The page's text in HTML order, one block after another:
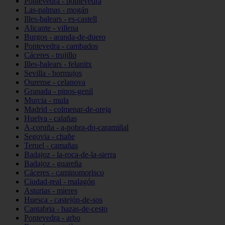
Las-palmas - mogán
Illes-balears - es-castell
Alicante - villena
Burgos - aranda-de-duero
Pontevedra - cambados
Cáceres - trujillo
Illes-balears - felanitx
Sevilla - bormujos
Ourense - celanova
Granada - pinos-genil
Murcia - mula
Madrid - colmenar-de-oreja
Huelva - calañas
A-coruña - a-pobra-do-caramiñal
Segovia - chañe
Teruel - camañas
Badajoz - la-roca-de-la-sierra
Badajoz - guareña
Cáceres - caminomorisco
Ciudad-real - malagón
Asturias - mieres
Huesca - castejón-de-sos
Cantabria - hazas-de-cesto
Pontevedra - arbo